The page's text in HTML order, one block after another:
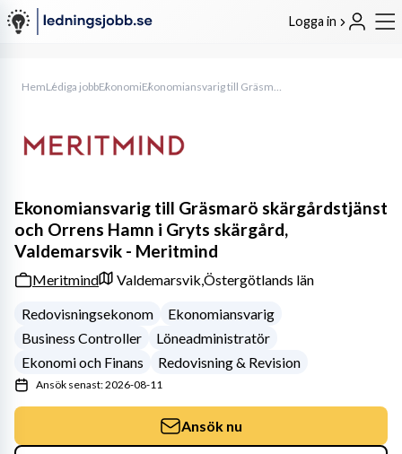
Logga in
HemLediga jobbEkonomi Ekonomiansvarig till Gräsmarö skärgårdstjänst och Orrens Hamn i Gryts skärgård, Valdemarsvik - Meritmind
Ekonomiansvarig till Gräsmarö skärgårdstjänst
och Orrens Hamn i Gryts skärgård,
Valdemarsvik - Meritmind
Meritmind Valdemarsvik,Östergötlands län
Redovisningsekonom
Ekonomiansvarig
Business Controller
Löneadministratör
Ekonomi och Finans
Redovisning & Revision
Ansök senast: 2026-08-11
Ansök nu